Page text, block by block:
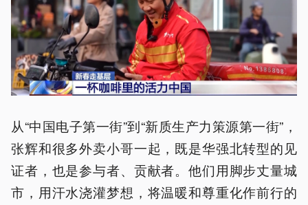
从“中国电子第一街”到“新质生产力策源第一街”，
张辉和很多外卖小哥一起，既是华强北转型的见
证者，也是参与者、贡献者。他们用脚步丈量城
市，用汗水浇灌梦想，将温暖和尊重化作前行的